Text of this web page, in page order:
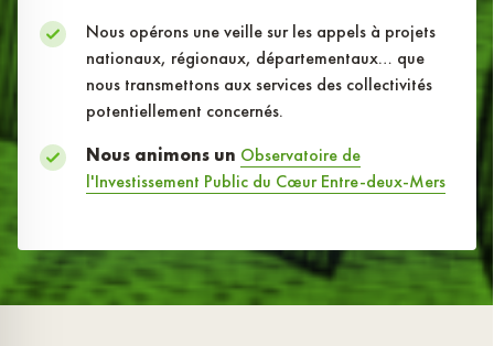
Nous opérons une veille sur les appels à projets
nationaux, régionaux, départementaux… que
nous transmettons aux services des collectivités
potentiellement concernés.
Nous animons un Observatoire de
l'Investissement Public du Cœur Entre-deux-Mers